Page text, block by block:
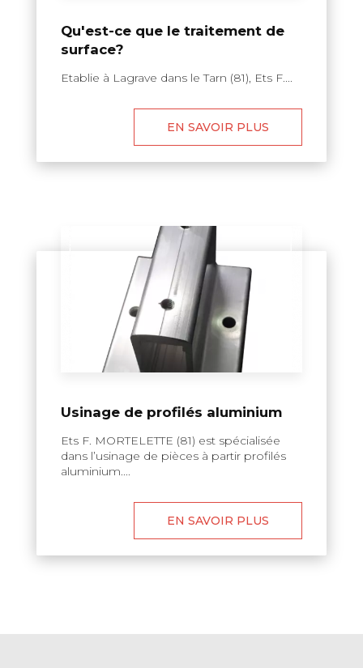
Qu'est-ce que le traitement de
surface?
Etablie à Lagrave dans le Tarn (81), Ets F....
EN SAVOIR PLUS
Usinage de profilés aluminium
Ets F. MORTELETTE (81) est spécialisée
dans l’usinage de pièces à partir profilés
aluminium....
EN SAVOIR PLUS